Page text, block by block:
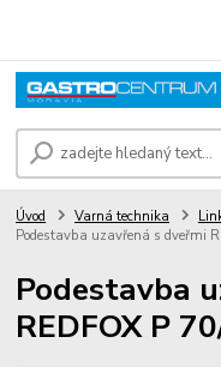
Úvod Varná technika
Podestavba uzavřená s dveřmi
Podestavba
REDFOX P